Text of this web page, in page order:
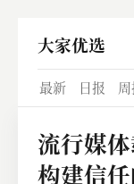
大家优选
最新 日报 周
流行媒
构建信